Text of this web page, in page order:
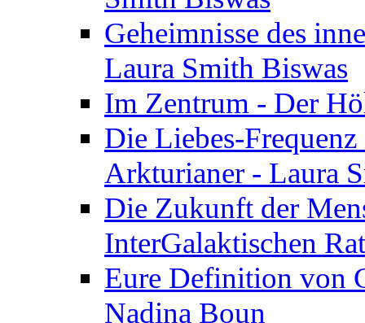
Geheimnisse des
Laura Smith Biswas
Im Zentrum - Der
Die Liebes-
Arkturianer - Laura
Die Zukunft der
InterGalaktischen
Eure Definition von
Nadina Boun